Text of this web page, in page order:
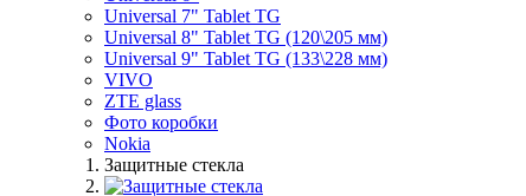
Universal 7" Tablet TG
Universal 8" Tablet TG (120\205 мм)
Universal 9" Tablet TG (133\228 мм)
VIVO
ZTE glass
Фото коробки
Nokia
Защитные стекла